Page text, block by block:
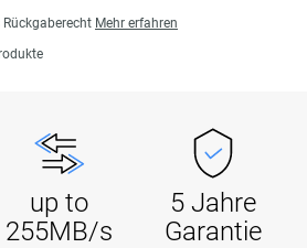
Mehr erfahren
up to
255MB/s
5 Jahre
Garantie